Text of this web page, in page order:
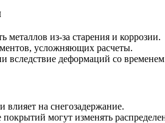
металлов из-за старения и коррозии.
усложняющих расчеты.
вследствие деформаций со
влияет на снегозадержание.
могут изменять